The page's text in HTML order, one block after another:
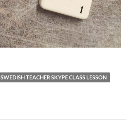
SWEDISH TEACHER SKYPE CLASS LESSON